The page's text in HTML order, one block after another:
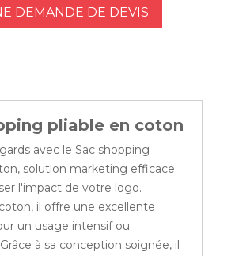
DEMANDE DE DEVIS
pliable en coton
avec le Sac shopping
solution marketing efficace
l'impact de votre logo.
il offre une excellente
un usage intensif ou
à sa conception soignée, il